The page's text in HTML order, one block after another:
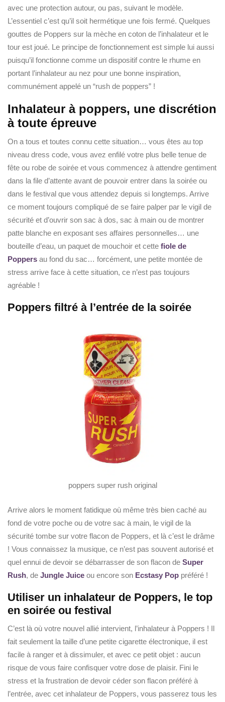
avec une protection autour, ou pas, suivant le modèle.
L’essentiel c’est qu’il soit hermétique une fois fermé. Quelques
gouttes de Poppers sur la mèche en coton de l’inhalateur et le
tour est joué. Le principe de fonctionnement est simple lui aussi
puisqu’il fonctionne comme un dispositif contre le rhume en
portant l’inhalateur au nez pour une bonne inspiration,
communément appelé un “rush de poppers” !
Inhalateur à poppers, une discrétion
à toute épreuve
On a tous et toutes connu cette situation… vous êtes au top
niveau dress code, vous avez enfilé votre plus belle tenue de
fête ou robe de soirée et vous commencez à attendre gentiment
dans la file d’attente avant de pouvoir entrer dans la soirée ou
dans le festival que vous attendez depuis si longtemps. Arrive
ce moment toujours compliqué de se faire palper par le vigil de
sécurité et d’ouvrir son sac à dos, sac à main ou de montrer
patte blanche en exposant ses affaires personnelles… une
bouteille d’eau, un paquet de mouchoir et cette fiole de
Poppers au fond du sac… forcément, une petite montée de
stress arrive face à cette situation, ce n’est pas toujours
agréable !
Poppers filtré à l’entrée de la soirée
poppers super rush original
Arrive alors le moment fatidique où même très bien caché au
fond de votre poche ou de votre sac à main, le vigil de la
sécurité tombe sur votre flacon de Poppers, et là c’est le drâme
! Vous connaissez la musique, ce n’est pas souvent autorisé et
quel ennui de devoir se débarrasser de son flacon de Super
Rush, de Jungle Juice ou encore son Ecstasy Pop préféré !
Utiliser un inhalateur de Poppers, le top
en soirée ou festival
C’est là où votre nouvel allié intervient, l’inhalateur à Poppers ! Il
fait seulement la taille d’une petite cigarette électronique, il est
facile à ranger et à dissimuler, et avec ce petit objet : aucun
risque de vous faire confisquer votre dose de plaisir. Fini le
stress et la frustration de devoir céder son flacon préféré à
l’entrée, avec cet inhalateur de Poppers, vous passerez tous les